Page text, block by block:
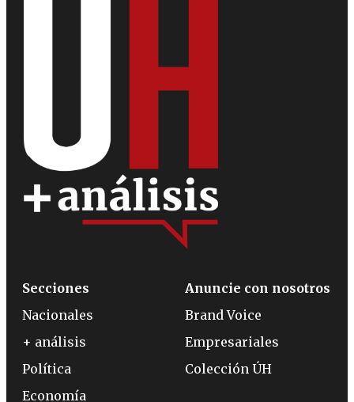
Secciones
Nacionales
+ análisis
Política
Economía
Anuncie con nosotros
Brand Voice
Empresariales
Colección ÚH